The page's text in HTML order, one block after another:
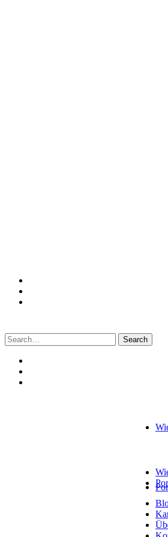
Search
for: